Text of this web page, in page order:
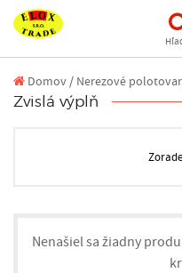
Domov/ Nerezové
Zvislá výplň
Nenašiel sa žiadny